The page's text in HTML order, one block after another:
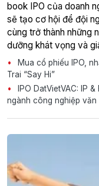
book IPO của doanh
sẽ tạo cơ hội để đội
cùng trở thành những
dưỡng khát vọng và
Mua cổ phiếu IPO,
Trai “Say Hi”
IPO DatVietVAC: IP
ngành công nghiệp văn